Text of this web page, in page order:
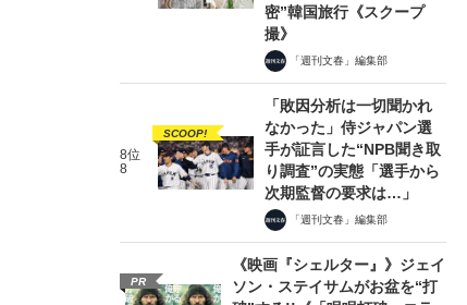
密”韓国旅行《スクープ
撮》
「週刊文春」編集部
8位
8
SCOOP!
「敗因分析は一切聞かれ
なかった」侍ジャパン選
手が証言した“NPB聞き取
り調査”の実態「選手から
次期監督の要求は…」
「週刊文春」編集部
PR
《映画『シェルター』》ジェイ
ソン・ステイサムがお盆を“打